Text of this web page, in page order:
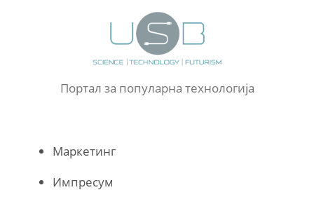
Портал за популарна технологија
Маркетинг
Импресум